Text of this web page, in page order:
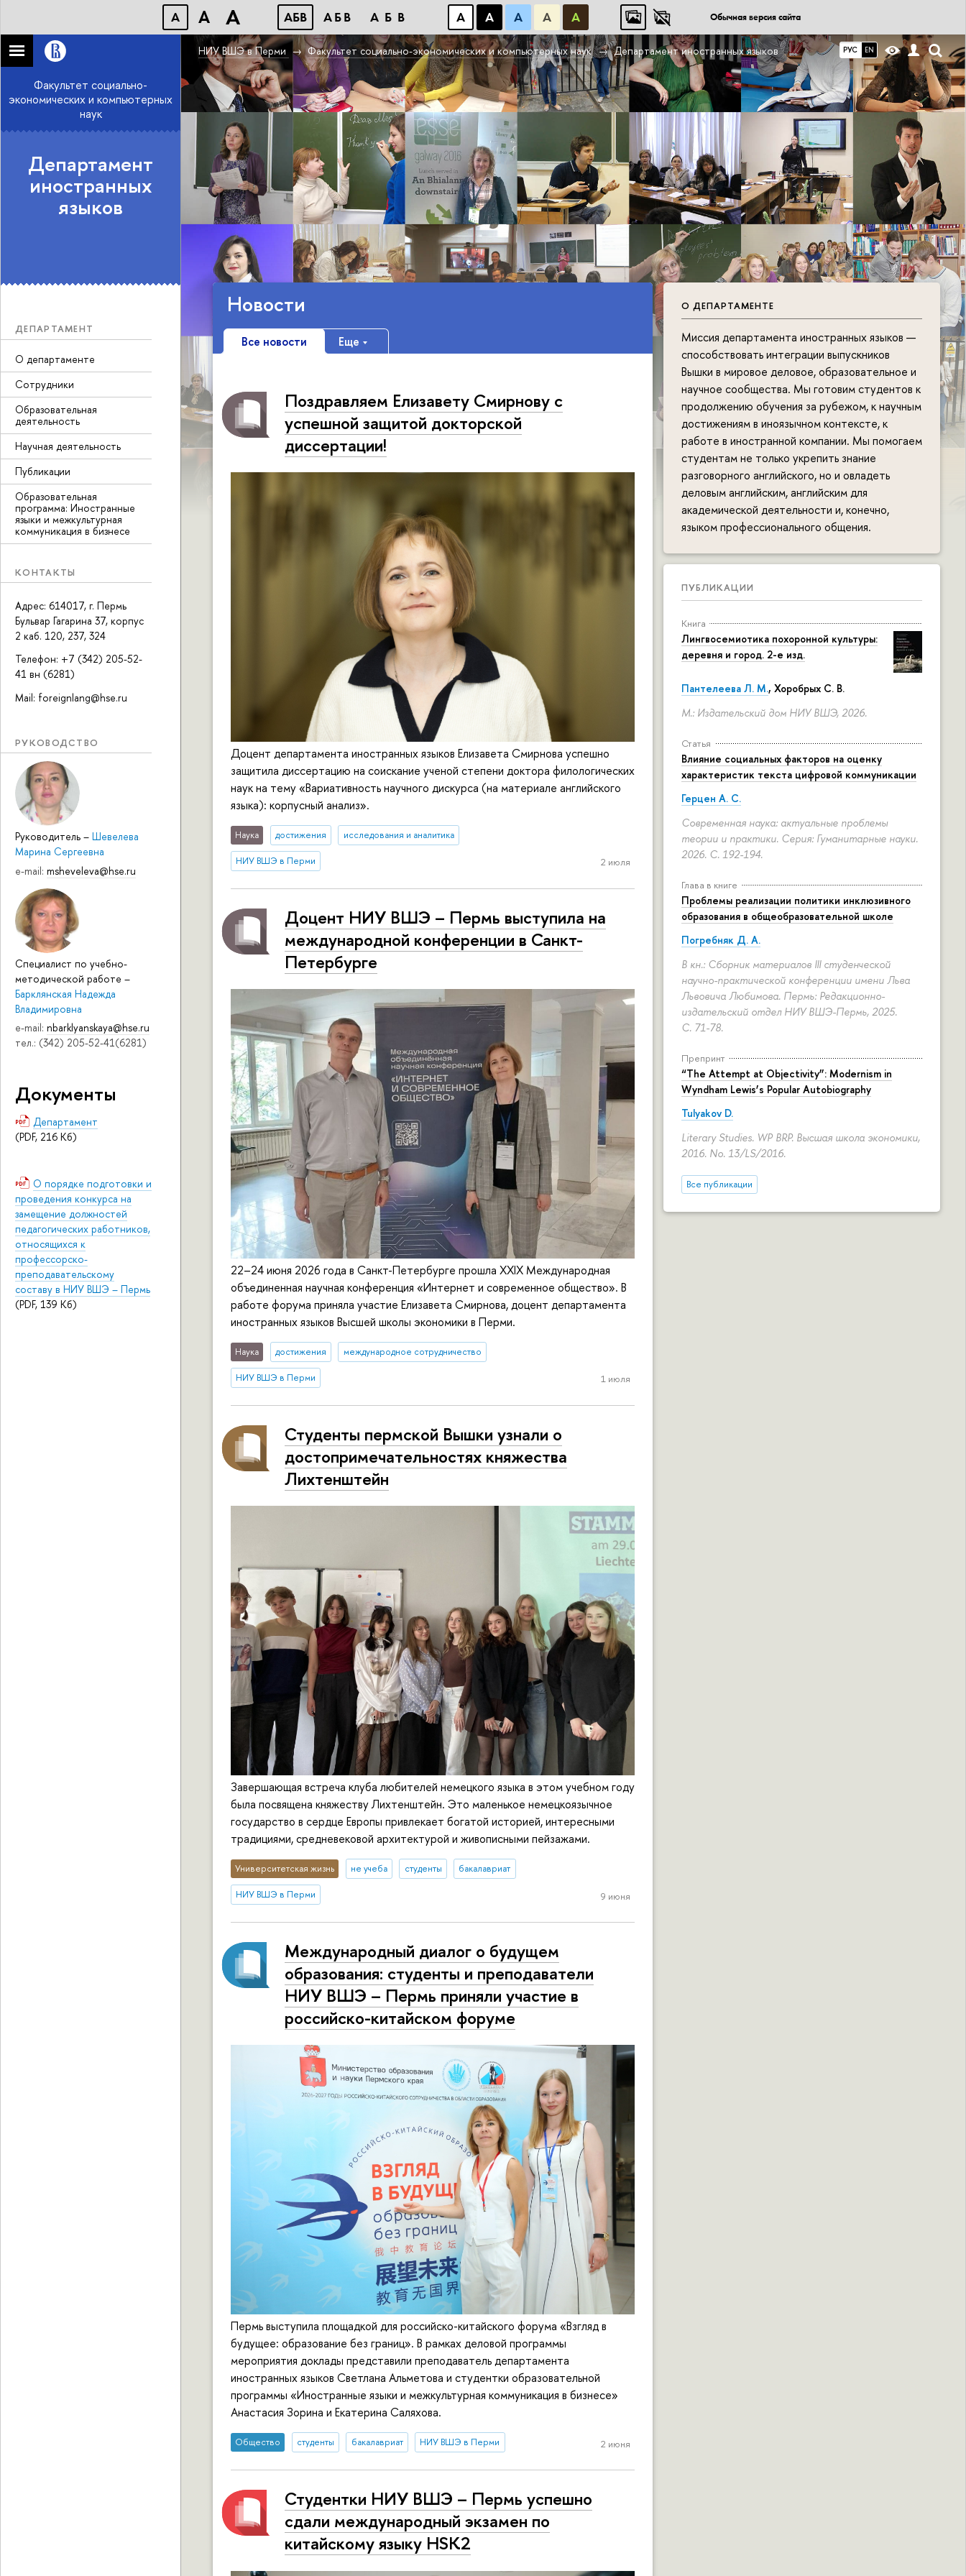
A A A АБB АБB АБB А А А А А Обычная версия сайта
РУС EN
НИУ ВШЭ в Перми Факультет социально-экономических и компьютерных наук Департамент иностранных языков
Факультет социально-
экономических и компьютерных
наук
Департамент
иностранных
языков
ДЕПАРТАМЕНТ
О департаменте
Сотрудники
Образовательная
деятельность
Научная деятельность
Публикации
Образовательная
программа: Иностранные
языки и межкультурная
коммуникация в бизнесе
КОНТАКТЫ
Адрес: 614017, г. Пермь
Бульвар Гагарина 37, корпус
2 каб. 120, 237, 324
Телефон: +7 (342) 205-52-
41 вн (6281)
Mail: foreignlang@hse.ru
РУКОВОДСТВО
Руководитель – Шевелева
Марина Сергеевна
e-mail: msheveleva@hse.ru
Специалист по учебно-
методической работе –
Барклянская Надежда
Владимировна
e-mail: nbarklyanskaya@hse.ru
тел.: (342) 205-52-41(6281)
Документы
Департамент
(PDF, 216 Кб)
О порядке подготовки и
проведения конкурса на
замещение должностей
педагогических работников,
относящихся к
профессорско-
преподавательскому
составу в НИУ ВШЭ – Пермь
(PDF, 139 Кб)
О ДЕПАРТАМЕНТЕ
Миссия департамента иностранных языков —
способствовать интеграции выпускников
Вышки в мировое деловое, образовательное и
научное сообщества. Мы готовим студентов к
продолжению обучения за рубежом, к научным
достижениям в иноязычном контексте, к
работе в иностранной компании. Мы помогаем
студентам не только укрепить знание
разговорного английского, но и овладеть
деловым английским, английским для
академической деятельности и, конечно,
языком профессионального общения.
ПУБЛИКАЦИИ
Книга
Лингвосемиотика похоронной культуры:
деревня и город. 2-е изд.
Пантелеева Л. М., Хоробрых С. В.
М.: Издательский дом НИУ ВШЭ, 2026.
Статья
Влияние социальных факторов на оценку
характеристик текста цифровой коммуникации
Герцен А. С.
Современная наука: актуальные проблемы
теории и практики. Серия: Гуманитарные науки.
2026. С. 192-194.
Глава в книге
Проблемы реализации политики инклюзивного
образования в общеобразовательной школе
Погребняк Д. А.
В кн.: Сборник материалов III студенческой
научно-практической конференции имени Льва
Львовича Любимова. Пермь: Редакционно-
издательский отдел НИУ ВШЭ-Пермь, 2025.
С. 71-78.
Препринт
“The Attempt at Objectivity”: Modernism in
Wyndham Lewis’s Popular Autobiography
Tulyakov D.
Literary Studies. WP BRP. Высшая школа экономики,
2016. No. 13/LS/2016.
Все публикации
Новости
Все новости Еще
Поздравляем Елизавету Смирнову с
успешной защитой докторской
диссертации!
Доцент департамента иностранных языков Елизавета Смирнова успешно
защитила диссертацию на соискание ученой степени доктора филологических
наук на тему «Вариативность научного дискурса (на материале английского
языка): корпусный анализ».
Наука достижения исследования и аналитика
НИУ ВШЭ в Перми 2 июля
Доцент НИУ ВШЭ – Пермь выступила на
международной конференции в Санкт-
Петербурге
22–24 июня 2026 года в Санкт-Петербурге прошла XXIX Международная
объединенная научная конференция «Интернет и современное общество». В
работе форума приняла участие Елизавета Смирнова, доцент департамента
иностранных языков Высшей школы экономики в Перми.
Наука достижения международное сотрудничество
НИУ ВШЭ в Перми 1 июля
Студенты пермской Вышки узнали о
достопримечательностях княжества
Лихтенштейн
Завершающая встреча клуба любителей немецкого языка в этом учебном году
была посвящена княжеству Лихтенштейн. Это маленькое немецкоязычное
государство в сердце Европы привлекает богатой историей, интересными
традициями, средневековой архитектурой и живописными пейзажами.
Университетская жизнь не учеба студенты бакалавриат
НИУ ВШЭ в Перми 9 июня
Международный диалог о будущем
образования: студенты и преподаватели
НИУ ВШЭ – Пермь приняли участие в
российско-китайском форуме
Пермь выступила площадкой для российско-китайского форума «Взгляд в
будущее: образование без границ». В рамках деловой программы
мероприятия доклады представили преподаватель департамента
иностранных языков Светлана Альметова и студентки образовательной
программы «Иностранные языки и межкультурная коммуникация в бизнесе»
Анастасия Зорина и Екатерина Саляхова.
Общество студенты бакалавриат НИУ ВШЭ в Перми 2 июня
Студентки НИУ ВШЭ – Пермь успешно
сдали международный экзамен по
китайскому языку HSK2